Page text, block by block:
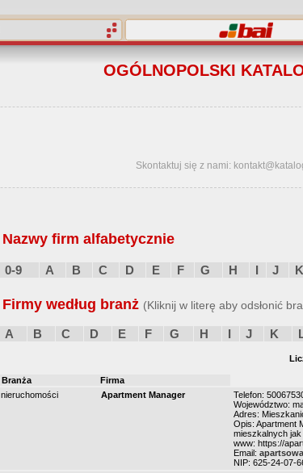
OGÓLNOPOLSKI
Skontaktuj się z nami:
Nazwy firm alfabetycznie
0-9 A B C D E F G H I J K
Firmy według branż (Kliknij w literę aby odsłonić
A B C D E F G H I J K
Branża
Firma
nieruchomości
Apartment Manager
Telefon:
Województwo:
Adres:
Opis: Apartment
mieszkalnych
www: https://
Email:
NIP: 625-24-07-